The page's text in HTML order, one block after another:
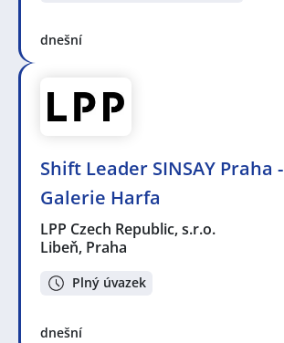
dnešní
Shift Leader SINSAY Praha -
Galerie Harfa
LPP Czech Republic, s.r.o.
Libeň, Praha
Plný úvazek
dnešní